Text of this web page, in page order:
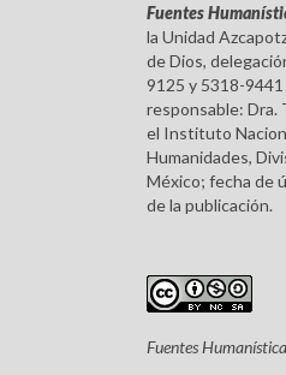
Fuentes
la Unidad
de Dios,
9125 y 5318-
responsable: Dra.
el Instituto
Humanidades,
México; fecha de
de la publicación.
Fuentes